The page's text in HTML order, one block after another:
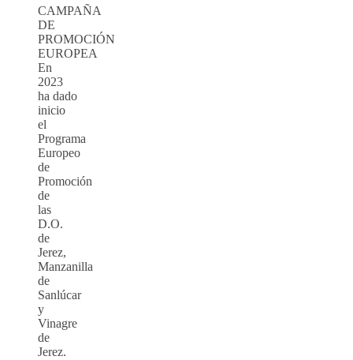
CAMPAÑA
DE
PROMOCIÓN
EUROPEA
En
2023
ha dado
inicio
el
Programa
Europeo
de
Promoción
de
las
D.O.
de
Jerez,
Manzanilla
de
Sanlúcar
y
Vinagre
de
Jerez.